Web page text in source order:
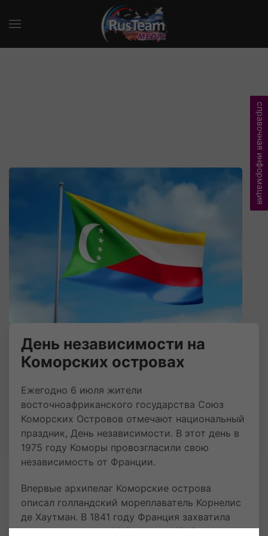
День независимости на
Коморских островах
Ежегодно 6 июля жители
восточноафриканского государства Союз
Коморских Островов отмечают национальный
праздник, День независимости. В этот день в
1975 году Коморы провозгласили свою
независимость от Франции.
Впервые архипелаг Коморские острова
описал голландский мореплаватель Корнелис
де Хаутман. В 1841 году Франция захватила
один из островов, Майотту, а в 1843 году он
справочная информация